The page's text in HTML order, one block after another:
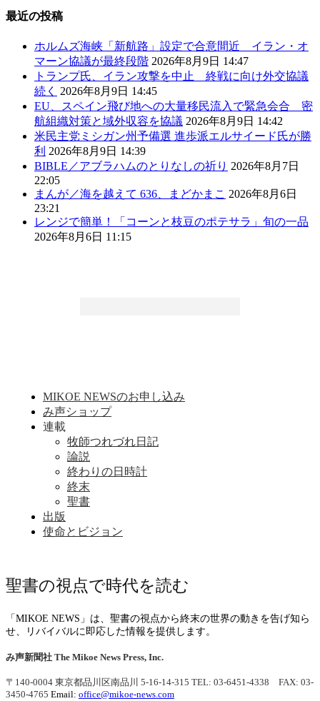
最近の投稿
ホルムズ海峡「新航路」設定で合意間近 イラン・オ
マーン協議が最終段階 2026年8月9日 14:47
トランプ氏、イラン攻撃を中止 終戦に向け外交協議
続く 2026年8月9日 14:45
EU、スペイン飛び地への大量移民流入で緊急会合 密
航組織対策と域外収容を協議 2026年8月9日 14:42
米民主党ミシガン州予備選 進歩派エルサイード氏が勝
利 2026年8月9日 14:39
BIBLE／アブラハムのとりなしの祈り 2026年8月7日
22:05
まんが／海を越えて 636、まどかまこ 2026年8月6日
23:21
レンジで簡単！「コーンと枝豆のポテサラ」旬の一品
2026年8月6日 11:15
MIKOE NEWSのお申し込み
み声ショップ
連載
牧師つれづれ日記
論説
終わりの日時計
終末
聖書
出版
使命とビジョン
聖書の視点で時代を読む
「MIKOE NEWS」は、聖書の視点から終末の世界の動きを告げ知ら
せ、リバイバルに即応した情報を提供します。
み声新聞社 The Mikoe News Press, Inc.
〒140-0004 東京都品川区南品川 5-16-14-315 TEL: 03-6451-4338 FAX: 03-
3450-4765 Email: office@mikoe-news.com